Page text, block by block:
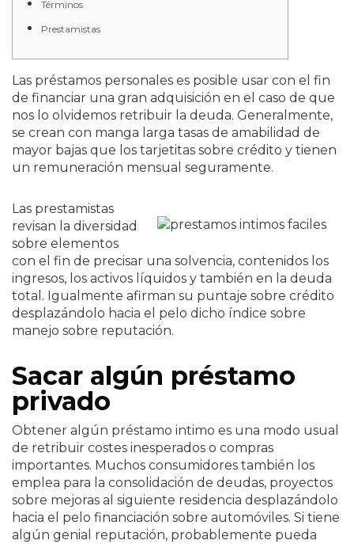
Términos
Prestamistas
Las préstamos personales es posible usar con el fin
de financiar una gran adquisición en el caso de que
nos lo olvidemos retribuir la deuda. Generalmente,
se crean con manga larga tasas de amabilidad de
mayor bajas que los tarjetitas sobre crédito y tienen
un remuneración mensual seguramente.
Las prestamistas
revisan la diversidad
sobre elementos
con el fin de precisar una solvencia, contenidos los
ingresos, los activos líquidos y también en la deuda
total. Igualmente afirman su puntaje sobre crédito
desplazándolo hacia el pelo dicho índice sobre
manejo sobre reputación.
Sacar algún préstamo
privado
Obtener algún préstamo intimo es una modo usual
de retribuir costes inesperados o compras
importantes. Muchos consumidores también los
emplea para la consolidación de deudas, proyectos
sobre mejoras al siguiente residencia desplazándolo
hacia el pelo financiación sobre automóviles. Si tiene
algún genial reputación, probablemente pueda